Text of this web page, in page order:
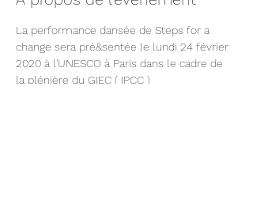
La performance dansée de Steps for a
change sera pré&sentée le lundi 24 février
2020 à l'UNESCO à Paris dans le cadre de
la plénière du GIEC ( IPCC )